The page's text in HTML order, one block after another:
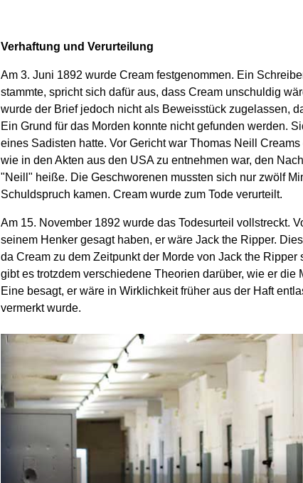
Verhaftung und Verurteilung
Am 3. Juni 1892 wurde Cream festgenommen. Ein
stammte, spricht sich dafür aus, dass Cream unschuldig
wurde der Brief jedoch nicht als Beweisstück zugelassen,
Ein Grund für das Morden konnte nicht gefunden werden.
eines Sadisten hatte. Vor Gericht war Thomas Neill
wie in den Akten aus den USA zu entnehmen war, den
"Neill" heiße. Die Geschworenen mussten sich nur zwölf
Schuldspruch kamen. Cream wurde zum Tode verurteilt.
Am 15. November 1892 wurde das Todesurteil vollstreckt.
seinem Henker gesagt haben, er wäre Jack the Ripper.
da Cream zu dem Zeitpunkt der Morde von Jack the
gibt es trotzdem verschiedene Theorien darüber, wie er die
Eine besagt, er wäre in Wirklichkeit früher aus der Haft
vermerkt wurde.